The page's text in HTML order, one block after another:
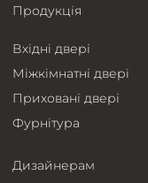
Продукція
Вхідні двері
Міжкімнатні двері
Приховані двері
Фурнітура
Дизайнерам